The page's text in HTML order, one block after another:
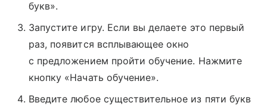
букв».
Запустите игру. Если вы делаете это первый
раз, появится всплывающее окно
с предложением пройти обучение. Нажмите
кнопку «Начать обучение».
Введите любое существительное из пяти букв